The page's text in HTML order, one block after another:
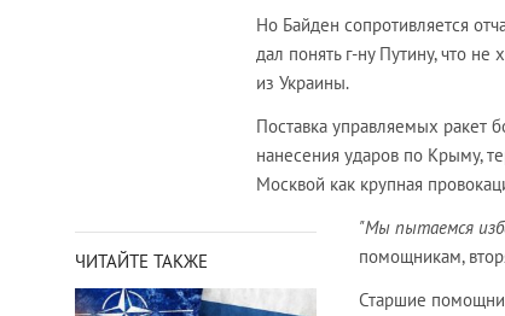
Но Байден сопротивляется
дал понять г-ну Путину, что
из Украины.
Поставка управляемых ракет
нанесения ударов по Крыму,
Москвой как крупная
ЧИТАЙТЕ ТАКЖЕ
"Мы пытаемся
помощникам,
Старшие